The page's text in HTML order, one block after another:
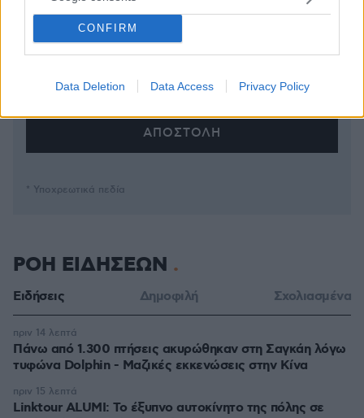
CONFIRM
Data Deletion Data Access Privacy Policy
Απομένουν2500χαρακτήρες
* Υποχρεωτικά πεδία
ΡΟΗ ΕΙΔΗΣΕΩΝ
Ειδήσεις Δημοφιλή Σχολιασμένα
Πάνω από 1.300 πτήσεις ακυρώθηκαν στη Σαγκάη λόγω
τυφώνα Dolphin - Μαζικές εκκενώσεις στην Κίνα
πριν 14 λεπτά
Linktour ALUMI: Το έξυπνο αυτοκίνητο της πόλης σε
πριν 15 λεπτά